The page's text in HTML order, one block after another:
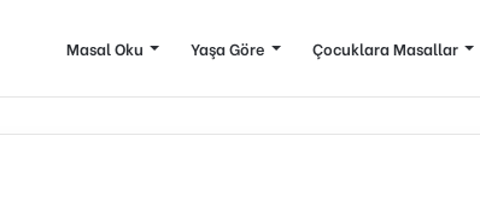
Masal Oku Yaşa Göre Çocuklara Masallar